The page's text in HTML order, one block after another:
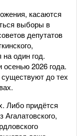
касаются
выборы в
депутатов
один год.
2026 года.
до тех
Либо придётся
Агалатовского,